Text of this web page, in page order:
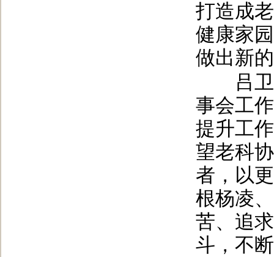
打造成
健康家
做出新
吕卫
事会工
提升工
望老科
者，以
根杨凌
苦、追
斗，不